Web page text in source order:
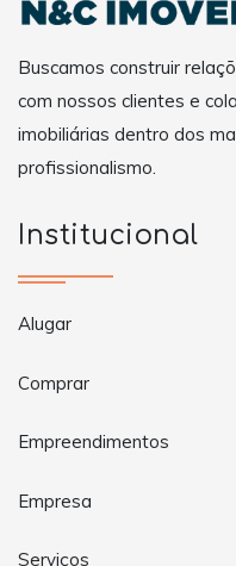
Buscamos construir
com nossos clientes e
imobiliárias dentro dos
profissionalismo.
Institucional
Alugar
Comprar
Empreendimentos
Empresa
Serviços